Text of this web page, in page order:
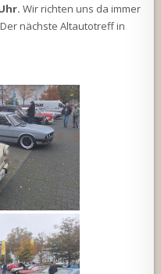
Wir richten uns da immer
nächste Altautotreff in